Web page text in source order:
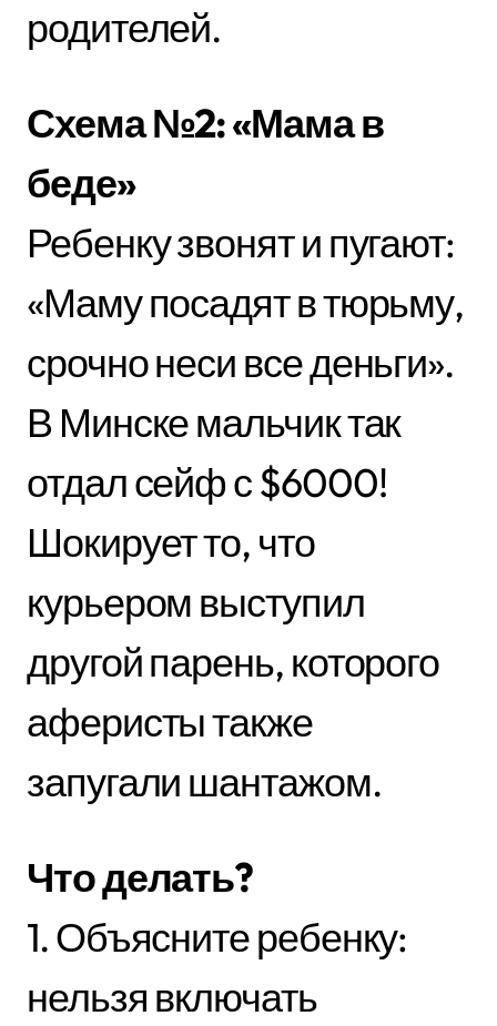
родителей.
Схема №2: «Мама в
беде»
Ребенку звонят и пугают:
«Маму посадят в тюрьму,
срочно неси все деньги».
В Минске мальчик так
отдал сейф с $6000!
Шокирует то, что
курьером выступил
другой парень, которого
аферисты также
запугали шантажом.
Что делать?
1. Объясните ребенку:
нельзя включать